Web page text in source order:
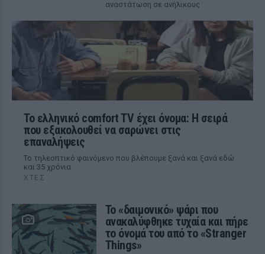
αναστάτωση σε ανήλικους
Το ελληνικό comfort TV έχει όνομα: Η σειρά
που εξακολουθεί να σαρώνει στις
επαναλήψεις
Το τηλεοπτικό φαινόμενο που βλέπουμε ξανά και ξανά εδώ
και 35 χρόνια
ΧΤΕΣ
Το «δαιμονικό» ψάρι που
ανακαλύφθηκε τυχαία και πήρε
το όνομά του από το «Stranger
Things»